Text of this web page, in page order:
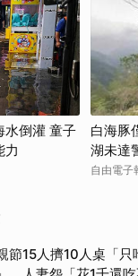
水倒灌 童子
力
白海豚
湖未達
自由電子
節15人擠10人桌「